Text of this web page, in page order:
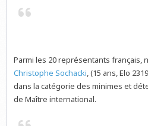
Parmi les 20 représentants français,
Christophe Sochacki, (15 ans, Elo
dans la catégorie des minimes et
de Maître international.